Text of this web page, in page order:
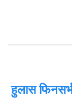
हुलास